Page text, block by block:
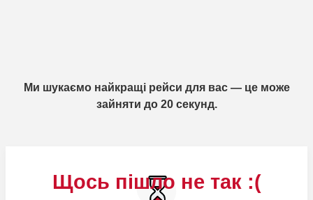
Щось пішло не так :(
Ми шукаємо найкращі рейси для вас — це може
зайняти до 20 секунд.